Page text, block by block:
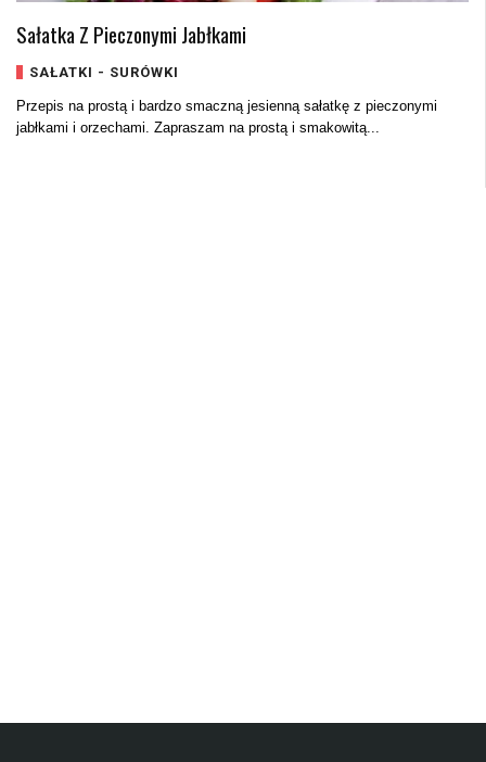
Sałatka Z Pieczonymi Jabłkami
SAŁATKI - SURÓWKI
Przepis na prostą i bardzo smaczną jesienną sałatkę z pieczonymi
jabłkami i orzechami. Zapraszam na prostą i smakowitą...